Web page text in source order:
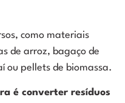
como materiais
de arroz, bagaço de
ou pellets de biomassa.
é converter resíduos